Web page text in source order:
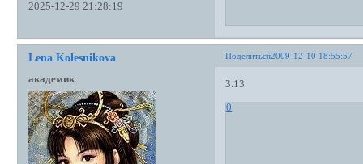
2025-12-29 21:28:19
Поделиться2009-12-10 18:55:57
Lena Kolesnikova
академик 3.13
0